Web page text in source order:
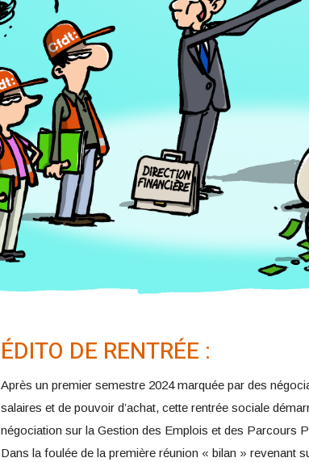
ÉDITO DE RENTRÉE :
Après un premier semestre 2024 marquée par des
salaires et de pouvoir d’achat, cette rentrée sociale
négociation sur la Gestion des Emplois et des Parcours
Dans la foulée de la première réunion « bilan » revenant